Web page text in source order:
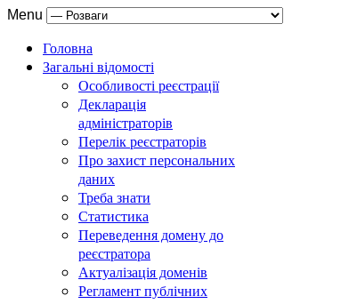
Menu
Головна
Загальні відомості
Особливості реєстрації
Декларація
адміністраторів
Перелік реєстраторів
Про захист персональних
даних
Треба знати
Статистика
Переведення домену до
реєстратора
Актуалізація доменів
Регламент публічних